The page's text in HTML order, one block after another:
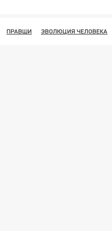
ПРАВШИ ЭВОЛЮЦИЯ ЧЕЛОВЕКА